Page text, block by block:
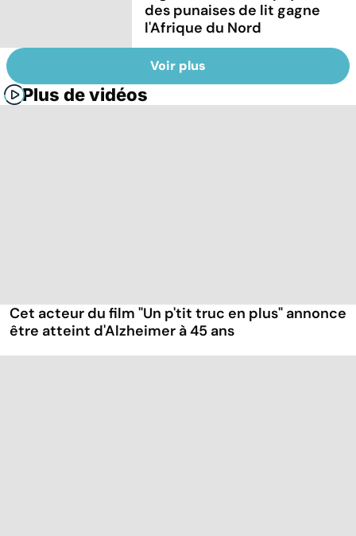
des punaises de lit gagne
l'Afrique du Nord
Voir plus
Plus de vidéos
Cet acteur du film "Un p'tit truc en plus" annonce
être atteint d'Alzheimer à 45 ans